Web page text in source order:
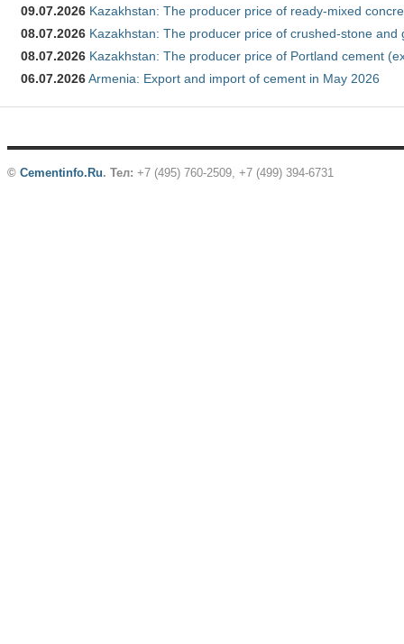
09.07.2026 Kazakhstan: The producer price of ready-mixed
08.07.2026 Kazakhstan: The producer price of crushed-stone and
08.07.2026 Kazakhstan: The producer price of Portland cement
06.07.2026Armenia: Export and import of cement in May 2026
© Cementinfo.Ru. Тел: +7 (495) 760-2509, +7 (499) 394-6731